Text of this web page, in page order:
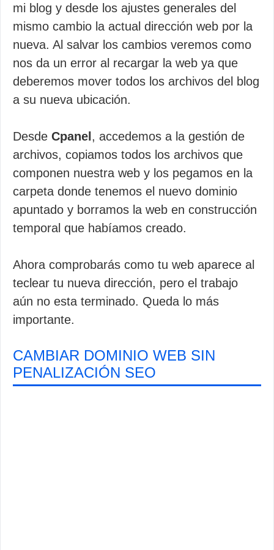
mi blog y desde los ajustes generales del
mismo cambio la actual dirección web por la
nueva. Al salvar los cambios veremos como
nos da un error al recargar la web ya que
deberemos mover todos los archivos del blog
a su nueva ubicación.
Desde Cpanel , accedemos a la gestión de
archivos, copiamos todos los archivos que
componen nuestra web y los pegamos en la
carpeta donde tenemos el nuevo dominio
apuntado y borramos la web en construcción
temporal que habíamos creado.
Ahora comprobarás como tu web aparece al
teclear tu nueva dirección, pero el trabajo
aún no esta terminado. Queda lo más
importante.
CAMBIAR DOMINIO WEB SIN
PENALIZACIÓN SEO